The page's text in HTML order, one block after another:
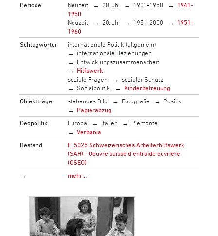
Periode
Neuzeit 20. Jh. 1901-1950
1941-
1950
Neuzeit
20. Jh. 1951-2000
1951-
1960
Schlagwörter
internationale Politik (allgemein)
internationale Beziehungen
Entwicklungszusammenarbeit
Hilfswerk
soziale Fragen
sozialer Schutz
Sozialpolitik
Kinderbetreuung
Objektträger
stehendes Bild Fotografie
Positiv
Papierabzug
Geopolitik
Europa Italien
Piemonte
Verbania
Bestand
F_5025 Schweizerisches Arbeiterhilfswerk
(SAH) - Oeuvre suisse d'entraide ouvrière
(OSEO)
→
mehr…